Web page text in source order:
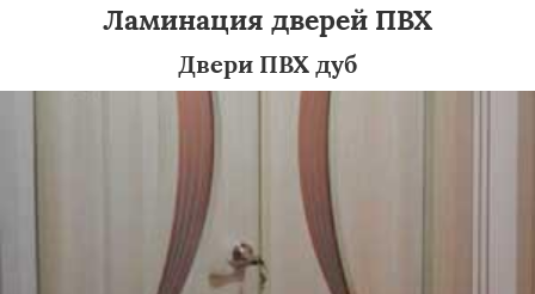
Солнечногорск Купавна
Талдом Фрязино Химки
Черноголовка Чехов Шатура
Электрогорск Электросталь
Ламинация дверей ПВХ
Двери ПВХ дуб